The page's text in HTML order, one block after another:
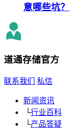
意哪些坑？
道通存储官方
联系我们 私信
新闻资讯
└行业百科
└产品答疑